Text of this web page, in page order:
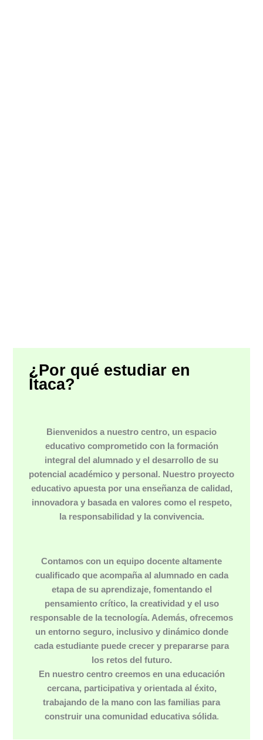
¿Por qué estudiar en
Ítaca?
Bienvenidos a nuestro centro, un espacio
educativo comprometido con la formación
integral del alumnado y el desarrollo de su
potencial académico y personal. Nuestro proyecto
educativo apuesta por una enseñanza de calidad,
innovadora y basada en valores como el respeto,
la responsabilidad y la convivencia.
Contamos con un equipo docente altamente
cualificado que acompaña al alumnado en cada
etapa de su aprendizaje, fomentando el
pensamiento crítico, la creatividad y el uso
responsable de la tecnología. Además, ofrecemos
un entorno seguro, inclusivo y dinámico donde
cada estudiante puede crecer y prepararse para
los retos del futuro.
En nuestro centro creemos en una educación
cercana, participativa y orientada al éxito,
trabajando de la mano con las familias para
construir una comunidad educativa sólida.